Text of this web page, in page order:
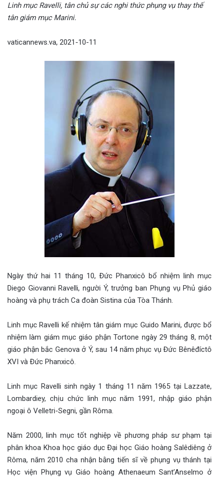
Linh mục Ravelli, tân chủ sự các nghi thức phụng vụ thay thế
tân giám mục Marini.
vaticannews.va, 2021-10-11
Ngày thứ hai 11 tháng 10, Đức Phanxicô bổ nhiệm linh mục
Diego Giovanni Ravelli, người Ý, trưởng ban Phụng vụ Phủ giáo
hoàng và phụ trách Ca đoàn Sistina của Tòa Thánh.
Linh mục Ravelli kế nhiệm tân giám mục Guido Marini, được bổ
nhiệm làm giám mục giáo phận Tortone ngày 29 tháng 8, một
giáo phận bắc Genova ở Ý, sau 14 năm phục vụ Đức Bênêđíctô
XVI và Đức Phanxicô.
Linh mục Ravelli sinh ngày 1 tháng 11 năm 1965 tại Lazzate,
Lombardiey, chịu chức linh mục năm 1991, nhập giáo phận
ngoại ô Velletri-Segni, gần Rôma.
Năm 2000, linh mục tốt nghiệp về phương pháp sư phạm tại
phân khoa Khoa học giáo dục Đại học Giáo hoàng Salêdiêng ở
Rôma, năm 2010 cha nhận bằng tiến sĩ về phụng vụ thánh tại
Học viện Phụng vụ Giáo hoàng Athenaeum Sant’Anselmo ở